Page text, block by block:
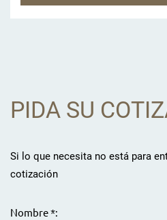
PIDA SU
Si lo que necesita no está para
cotización
Nombre *: